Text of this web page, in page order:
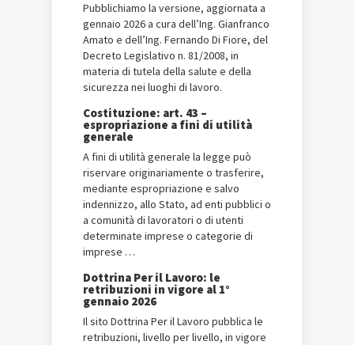
Pubblichiamo la versione, aggiornata a
gennaio 2026 a cura dell’Ing. Gianfranco
Amato e dell’Ing. Fernando Di Fiore, del
Decreto Legislativo n. 81/2008, in
materia di tutela della salute e della
sicurezza nei luoghi di lavoro.
Costituzione: art. 43 –
espropriazione a fini di utilità
generale
A fini di utilità generale la legge può
riservare originariamente o trasferire,
mediante espropriazione e salvo
indennizzo, allo Stato, ad enti pubblici o
a comunità di lavoratori o di utenti
determinate imprese o categorie di
imprese …
Dottrina Per il Lavoro: le
retribuzioni in vigore al 1°
gennaio 2026
Il sito Dottrina Per il Lavoro pubblica le
retribuzioni, livello per livello, in vigore